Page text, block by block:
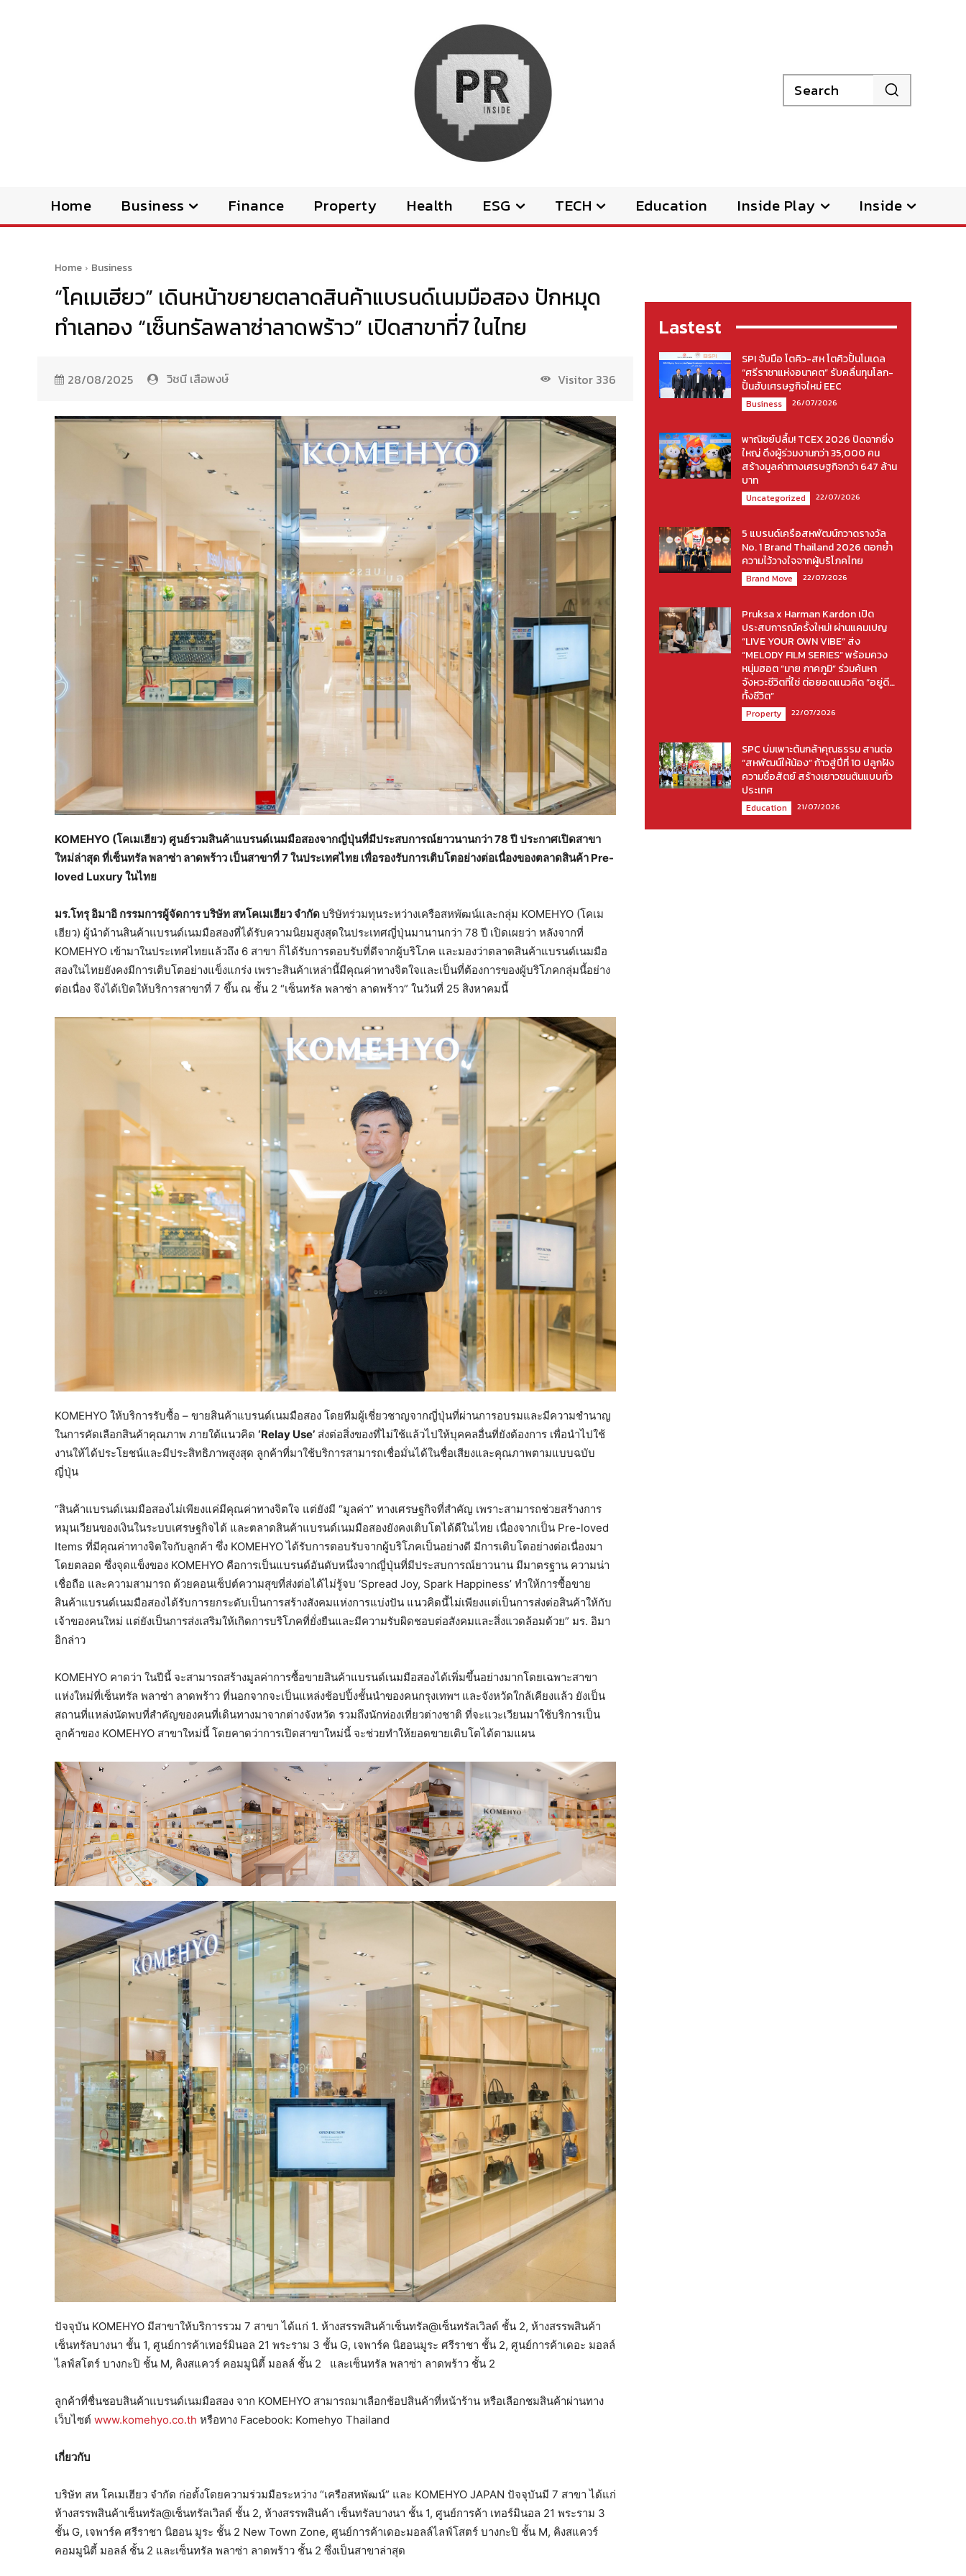
Search
Home Business Finance Property Health ESG TECH Education Inside Play Inside
Home Business
“โคเมเฮียว” เดินหน้าขยายตลาดสินค้าแบรนด์เนมมือสอง ปักหมุด
ทำเลทอง “เซ็นทรัลพลาซ่าลาดพร้าว” เปิดสาขาที่7 ในไทย
28/08/2025 วิชนี เสือพงษ์ Visitor 336
KOMEHYO (โคเมเฮียว) ศูนย์รวมสินค้าแบรนด์เนมมือสองจากญี่ปุ่นที่มีประสบการณ์ยาวนานกว่า78 ปีประกาศเปิดสาขา
ใหม่ล่าสุดที่เซ็นทรัลพลาซ่า ลาดพร้าว เป็นสาขาที่7ในประเทศไทย เพื่อรองรับการเติบโตอย่างต่อเนื่องของตลาดสินค้า Pre-
loved Luxuryในไทย
มร.โทรุอิมาอิ กรรมการผู้จัดการบริษัท สหโคเมเฮียวจำกัดบริษัทร่วมทุนระหว่างเครือสหพัฒน์และกลุ่ม KOMEHYO (โคเม
เฮียว) ผู้นำด้านสินค้าแบรนด์เนมมือสองที่ได้รับความนิยมสูงสุดในประเทศญี่ปุ่นมานานกว่า 78 ปี เปิดเผยว่า หลังจากที่
KOMEHYO เข้ามาในประเทศไทยแล้วถึง 6 สาขา ก็ได้รับการตอบรับที่ดีจากผู้บริโภค และมองว่าตลาดสินค้าแบรนด์เนมมือ
สองในไทยยังคงมีการเติบโตอย่างแข็งแกร่ง เพราะสินค้าเหล่านี้มีคุณค่าทางจิตใจและเป็นที่ต้องการของผู้บริโภคกลุ่มนี้อย่าง
ต่อเนื่อง จึงได้เปิดให้บริการสาขาที่ 7 ขึ้น ณ ชั้น 2 “เซ็นทรัล พลาซ่า ลาดพร้าว” ในวันที่ 25 สิงหาคมนี้
KOMEHYO ให้บริการรับซื้อ – ขายสินค้าแบรนด์เนมมือสอง โดยทีมผู้เชี่ยวชาญจากญี่ปุ่นที่ผ่านการอบรมและมีความชำนาญ
ในการคัดเลือกสินค้าคุณภาพ ภายใต้แนวคิด ‘Relay Use’ ส่งต่อสิ่งของที่ไม่ใช้แล้วไปให้บุคคลอื่นที่ยังต้องการ เพื่อนำไปใช้
งานให้ได้ประโยชน์และมีประสิทธิภาพสูงสุด ลูกค้าที่มาใช้บริการสามารถเชื่อมั่นได้ในชื่อเสียงและคุณภาพตามแบบฉบับ
ญี่ปุ่น
“สินค้าแบรนด์เนมมือสองไม่เพียงแค่มีคุณค่าทางจิตใจ แต่ยังมี “มูลค่า” ทางเศรษฐกิจที่สำคัญ เพราะสามารถช่วยสร้างการ
หมุนเวียนของเงินในระบบเศรษฐกิจได้ และตลาดสินค้าแบรนด์เนมมือสองยังคงเติบโตได้ดีในไทย เนื่องจากเป็น Pre-loved
Items ที่มีคุณค่าทางจิตใจกับลูกค้า ซึ่ง KOMEHYO ได้รับการตอบรับจากผู้บริโภคเป็นอย่างดี มีการเติบโตอย่างต่อเนื่องมา
โดยตลอด ซึ่งจุดแข็งของ KOMEHYO คือการเป็นแบรนด์อันดับหนึ่งจากญี่ปุ่นที่มีประสบการณ์ยาวนาน มีมาตรฐาน ความน่า
เชื่อถือ และความสามารถ ด้วยคอนเซ็ปต์ความสุขที่ส่งต่อได้ไม่รู้จบ ‘Spread Joy, Spark Happiness’ ทำให้การซื้อขาย
สินค้าแบรนด์เนมมือสองได้รับการยกระดับเป็นการสร้างสังคมแห่งการแบ่งปัน แนวคิดนี้ไม่เพียงแต่เป็นการส่งต่อสินค้าให้กับ
เจ้าของคนใหม่ แต่ยังเป็นการส่งเสริมให้เกิดการบริโภคที่ยั่งยืนและมีความรับผิดชอบต่อสังคมและสิ่งแวดล้อมด้วย” มร. อิมา
อิกล่าว
KOMEHYO คาดว่า ในปีนี้ จะสามารถสร้างมูลค่าการซื้อขายสินค้าแบรนด์เนมมือสองได้เพิ่มขึ้นอย่างมากโดยเฉพาะสาขา
แห่งใหม่ที่เซ็นทรัล พลาซ่า ลาดพร้าว ที่นอกจากจะเป็นแหล่งช้อปปิ้งชั้นนำของคนกรุงเทพฯ และจังหวัดใกล้เคียงแล้ว ยังเป็น
สถานที่แหล่งนัดพบที่สำคัญของคนที่เดินทางมาจากต่างจังหวัด รวมถึงนักท่องเที่ยวต่างชาติ ที่จะแวะเวียนมาใช้บริการเป็น
ลูกค้าของ KOMEHYO สาขาใหม่นี้ โดยคาดว่าการเปิดสาขาใหม่นี้ จะช่วยทำให้ยอดขายเติบโตได้ตามแผน
ปัจจุบัน KOMEHYO มีสาขาให้บริการรวม 7 สาขา ได้แก่ 1. ห้างสรรพสินค้าเซ็นทรัล@เซ็นทรัลเวิลด์ ชั้น 2, ห้างสรรพสินค้า
เซ็นทรัลบางนา ชั้น 1, ศูนย์การค้าเทอร์มินอล 21 พระราม 3 ชั้น G, เจพาร์ค นิฮอนมูระ ศรีราชา ชั้น 2, ศูนย์การค้าเดอะ มอลล์
ไลฟ์สโตร์ บางกะปิ ชั้น M, คิงสแควร์ คอมมูนิตี้ มอลล์ ชั้น 2 และเซ็นทรัล พลาซ่า ลาดพร้าว ชั้น 2
ลูกค้าที่ชื่นชอบสินค้าแบรนด์เนมมือสอง จาก KOMEHYO สามารถมาเลือกช้อปสินค้าที่หน้าร้าน หรือเลือกชมสินค้าผ่านทาง
เว็บไซต์ www.komehyo.co.th หรือทาง Facebook: Komehyo Thailand
เกี่ยวกับ
บริษัท สห โคเมเฮียว จำกัด ก่อตั้งโดยความร่วมมือระหว่าง “เครือสหพัฒน์” และ KOMEHYO JAPAN ปัจจุบันมี 7 สาขา ได้แก่
ห้างสรรพสินค้าเซ็นทรัล@เซ็นทรัลเวิลด์ ชั้น 2, ห้างสรรพสินค้า เซ็นทรัลบางนา ชั้น 1, ศูนย์การค้า เทอร์มินอล 21 พระราม 3
ชั้น G, เจพาร์ค ศรีราชา นิฮอน มูระ ชั้น 2 New Town Zone, ศูนย์การค้าเดอะมอลล์ไลฟ์โสตร์ บางกะปิ ชั้น M, คิงสแควร์
คอมมูนิตี้ มอลล์ ชั้น 2 และเซ็นทรัล พลาซ่า ลาดพร้าว ชั้น 2 ซึ่งเป็นสาขาล่าสุด
Lastest
SPI จับมือ โตคิว-สห โตคิวปั้นโมเดล
“ศรีราชาแห่งอนาคต” รับคลื่นทุนโลก-
ปั้นฮับเศรษฐกิจใหม่ EEC
Business 26/07/2026
พาณิชย์ปลื้ม! TCEX 2026 ปิดฉากยิ่ง
ใหญ่ ดึงผู้ร่วมงานกว่า 35,000 คน
สร้างมูลค่าทางเศรษฐกิจกว่า 647 ล้าน
บาท
Uncategorized 22/07/2026
5 แบรนด์เครือสหพัฒน์กวาดรางวัล
No. 1 Brand Thailand 2026 ตอกย้ำ
ความไว้วางใจจากผู้บริโภคไทย
Brand Move 22/07/2026
Pruksa x Harman Kardon เปิด
ประสบการณ์ครั้งใหม่! ผ่านแคมเปญ
“LIVE YOUR OWN VIBE” ส่ง
“MELODY FILM SERIES” พร้อมควง
หนุ่มฮอต “มาย ภาคภูมิ” ร่วมค้นหา
จังหวะชีวิตที่ใช่ ต่อยอดแนวคิด “อยู่ดี…
ทั้งชีวิต”
Property 22/07/2026
SPC บ่มเพาะต้นกล้าคุณธรรม สานต่อ
“สหพัฒน์ให้น้อง” ก้าวสู่ปีที่ 10 ปลูกฝัง
ความซื่อสัตย์ สร้างเยาวชนต้นแบบทั่ว
ประเทศ
Education 21/07/2026